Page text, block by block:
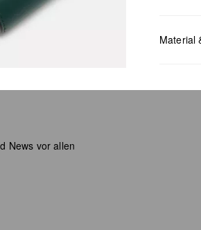
Material
News vor allen